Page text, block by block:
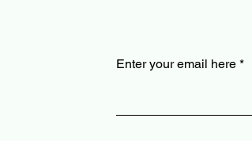
Enter your email here